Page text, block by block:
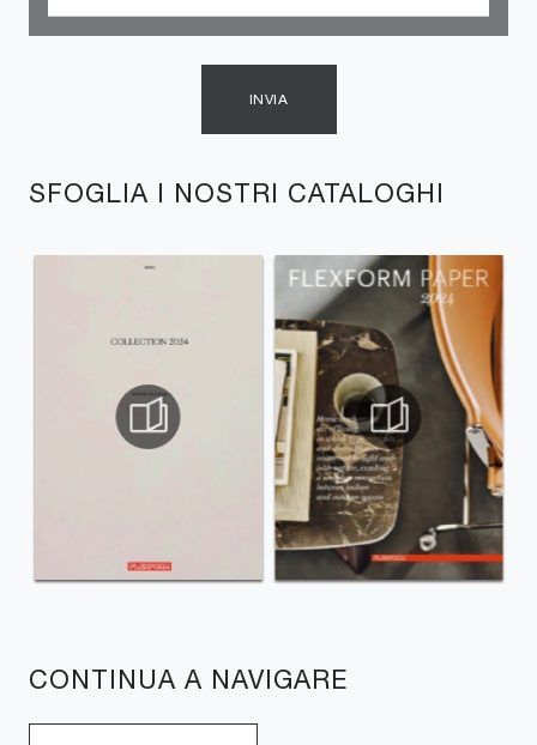
SFOGLIA I NOSTRI CATALOGHI
CONTINUA A NAVIGARE
INVIA